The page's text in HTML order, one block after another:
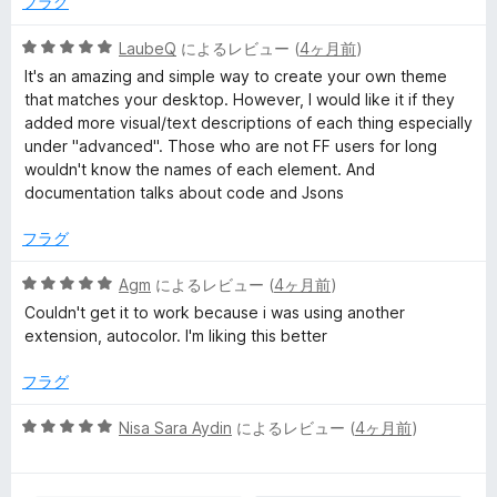
価
5
段
階
中
5
の
評
LaubeQ によるレビュー (4ヶ月前)
It's an amazing and simple way to create your own theme
that matches your desktop. However, I would like it if they
added more visual/text descriptions of each thing especially
under "advanced". Those who are not FF users for long
wouldn't know the names of each element. And
documentation talks about code and Jsons
フラグ
5
段
階
5
評
Agm によるレビュー (4ヶ月前)
Couldn't get it to work because i was using another
extension, autocolor. I'm liking this better
フラグ
5
Nisa Sara Aydin によるレビュー (4ヶ月前)